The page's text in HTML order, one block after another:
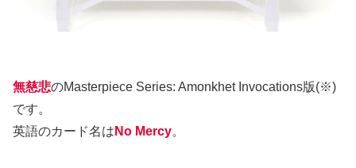
無慈悲のMasterpiece Series: Amonkhet Invocations版(※)
です。
英語のカード名は No Mercy。